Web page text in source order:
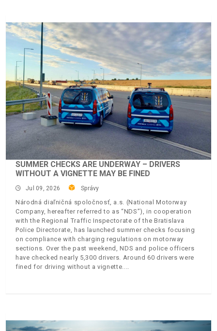
SUMMER CHECKS ARE UNDERWAY – DRIVERS
WITHOUT A VIGNETTE MAY BE FINED
Jul 09, 2026 Správy
Národná diaľničná spoločnosť, a.s. (National Motorway
Company, hereafter referred to as “NDS”), in cooperation
with the Regional Traffic Inspectorate of the Bratislava
Police Directorate, has launched summer checks focusing
on compliance with charging regulations on motorway
sections. Over the past weekend, NDS and police officers
have checked nearly 5,300 drivers. Around 60 drivers were
fined for driving without a vignette.